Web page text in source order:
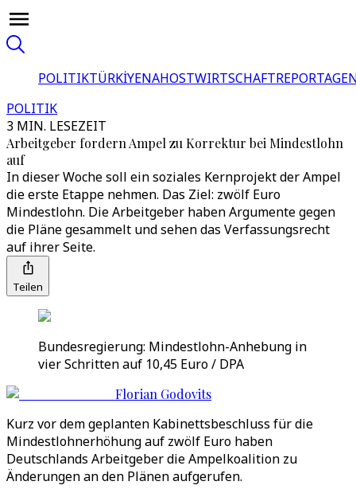
POLITIKTÜRKİYENAHOSTWIRTSCHAFT
POLITIK
3 MIN. LESEZEIT
Arbeitgeber fordern Ampel zu Korrektur bei Mindestlohn
auf
In dieser Woche soll ein soziales Kernprojekt der Ampel
die erste Etappe nehmen. Das Ziel: zwölf Euro
Mindestlohn. Die Arbeitgeber haben Argumente gegen
die Pläne gesammelt und sehen das Verfassungsrecht
auf ihrer Seite.
Teilen
Bundesregierung: Mindestlohn-Anhebung in
vier Schritten auf 10,45 Euro / DPA
Florian Godovits
Kurz vor dem geplanten Kabinettsbeschluss für die
Mindestlohnerhöhung auf zwölf Euro haben
Deutschlands Arbeitgeber die Ampelkoalition zu
Änderungen an den Plänen aufgerufen.